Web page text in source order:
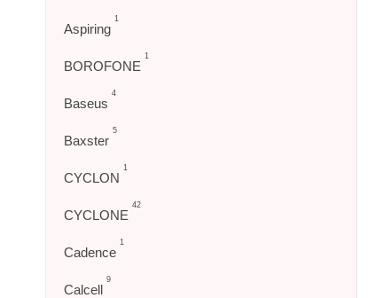
Aspiring
1
BOROFONE
1
Baseus
4
Baxster
5
CYCLON
1
CYCLONE
42
Cadence
1
Calcell
9